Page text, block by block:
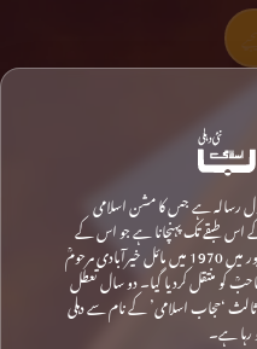
رسالہ ہے جس کا مشن اسلامی
کے اس طبقے تک پہنچانا ہے جو اس کے
نصف کی نمائندہ ہے۔ حجاب کی داغ بیل رام پور میں 1970 میں مائل خیرآبادی مرحومؒ
ابن فرید صاحبؒ کو منتقل کردیا گیا۔ دو سال تعطل
سے اس کا نقشِ ثالث ‘حجاب اسلامی’ کے نام سے دہلی
ہے۔